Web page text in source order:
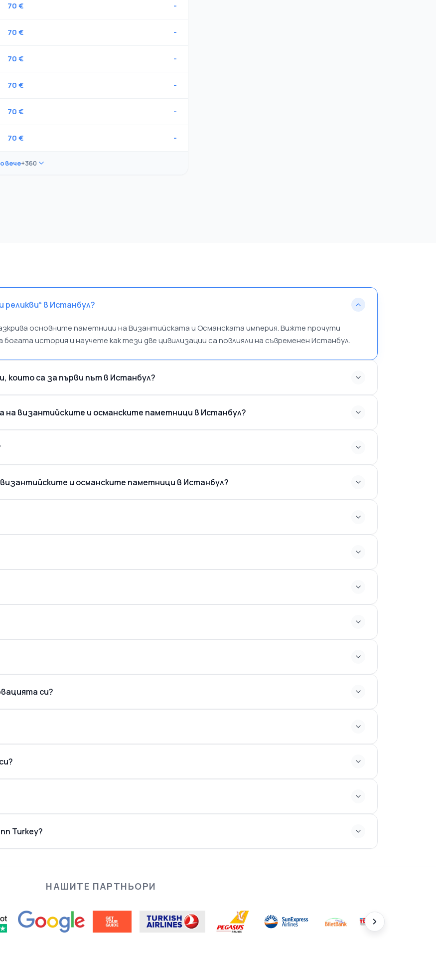
70 € -
70 € -
70 € -
70 € -
70 € -
70 € -
+360
реликви“ в Истанбул?
основните паметници на Византийската и Османската империя. Вижте прочути
история и научете как тези две цивилизации са повлияли на съвременен Истанбул.
които са за първи път в Истанбул?
на византийските и османските паметници в Истанбул?
и османските паметници в Истанбул?
си?
Turkey?
НАШИТЕ ПАРТНЬОРИ